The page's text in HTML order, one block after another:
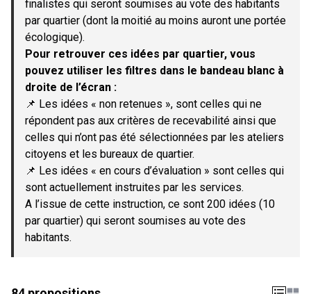
finalistes qui seront soumises au vote des habitants
par quartier (dont la moitié au moins auront une portée
écologique).
Pour retrouver ces idées par quartier, vous
pouvez utiliser les filtres dans le bandeau blanc à
droite de l’écran :
📌 Les idées « non retenues », sont celles qui ne
répondent pas aux critères de recevabilité ainsi que
celles qui n’ont pas été sélectionnées par les ateliers
citoyens et les bureaux de quartier.
📌 Les idées « en cours d’évaluation » sont celles qui
sont actuellement instruites par les services.
A l’issue de cette instruction, ce sont 200 idées (10
par quartier) qui seront soumises au vote des
habitants.